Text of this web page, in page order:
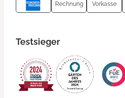
Rechnung Vorkasse
Testsieger